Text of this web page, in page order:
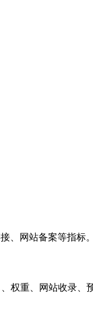
、网站备案等指标。
重、网站收录、